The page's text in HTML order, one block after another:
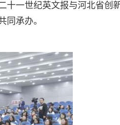
十一世纪英文报与河北省创
同承办。